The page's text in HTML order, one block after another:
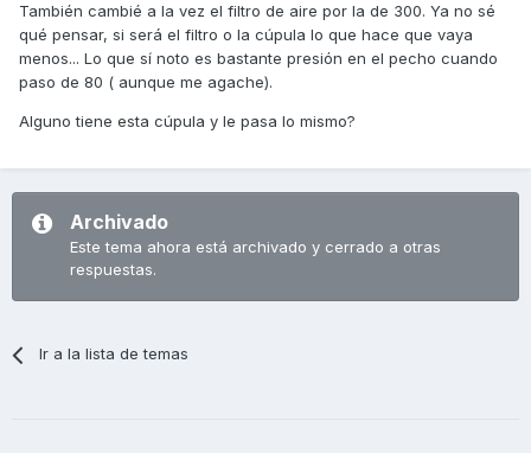
También cambié a la vez el filtro de aire por la de 300. Ya no sé
qué pensar, si será el filtro o la cúpula lo que hace que vaya
menos... Lo que sí noto es bastante presión en el pecho cuando
paso de 80 ( aunque me agache).
Alguno tiene esta cúpula y le pasa lo mismo?
Archivado
Este tema ahora está archivado y cerrado a otras
respuestas.
Ir a la lista de temas